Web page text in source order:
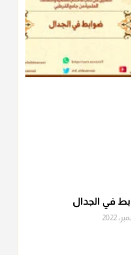
وصلة وهو أفضل من
بعض الأقارب فإن
في الجدال